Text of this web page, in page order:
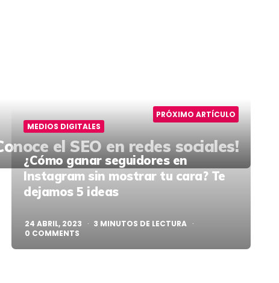
PRÓXIMO ARTÍCULO
el SEO en redes sociales!
MEDIOS DIGITALES
¿Cómo ganar seguidores en
Instagram sin mostrar tu cara? Te
dejamos 5 ideas
24 ABRIL, 2023 3 MINUTOS DE LECTURA
0 COMMENTS